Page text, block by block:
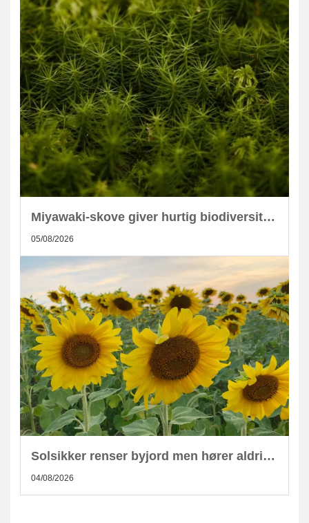
Miyawaki-skove giver hurtig biodiversitet i skandinaviske byer
05/08/2026
Solsikker renser byjord men hører aldrig hjemme i kompost
04/08/2026